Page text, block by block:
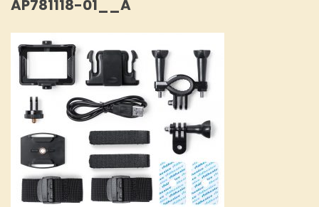
AP781118-01__A